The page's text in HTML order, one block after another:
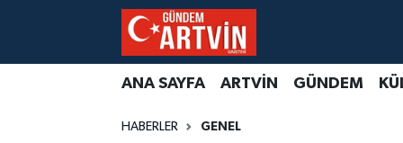
ANA SAYFA ARTVİN GÜNDEM
HABERLER GENEL